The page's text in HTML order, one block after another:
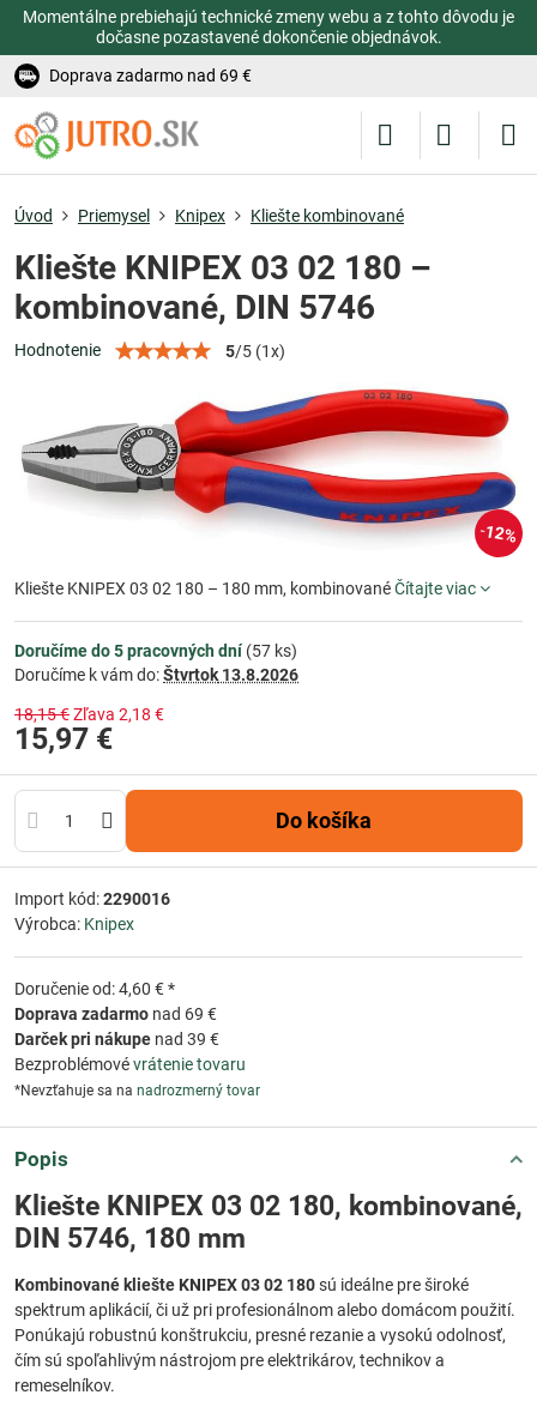
Momentálne prebiehajú technické zmeny webu a z tohto dôvodu je
dočasne pozastavené dokončenie objednávok.
Doprava zadarmo nad 69 €
12%
Úvod Priemysel Knipex Kliešte kombinované
Kliešte KNIPEX 03 02 180 –
kombinované, DIN 5746
Hodnotenie 5/5 (1x)
Kliešte KNIPEX 03 02 180 – 180 mm, kombinovanéČítajte viac
Doručíme do 5 pracovných dní(57 ks)
Doručíme k vám do:Štvrtok13.8.2026
18,15 €Zľava 2,18 €
15,97 €
Do košíka
Import kód:2290016
Výrobca: Knipex
Doručenie od: 4,60 € *
Doprava zadarmo nad 69 €
Darček pri nákupe nad 39 €
Bezproblémovévrátenie tovaru
*Nevzťahuje sa na nadrozmerný tovar
Popis
Kliešte KNIPEX 03 02 180, kombinované,
DIN 5746, 180 mm
Kombinované kliešte KNIPEX 03 02 180sú ideálne pre široké
spektrum aplikácií, či už pri profesionálnom alebo domácom použití.
Ponúkajú robustnú konštrukciu, presné rezanie a vysokú odolnosť,
čím sú spoľahlivým nástrojom pre elektrikárov, technikov a
remeselníkov.